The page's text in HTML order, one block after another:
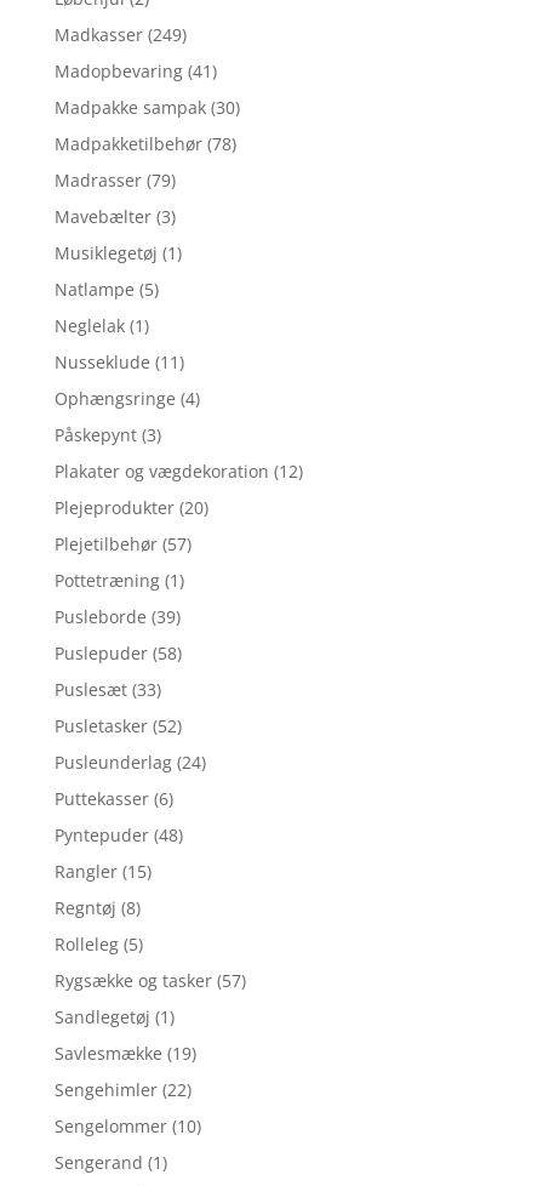
Madkasser (249)
Madopbevaring (41)
Madpakke sampak (30)
Madpakketilbehør (78)
Madrasser (79)
Mavebælter (3)
Musiklegetøj (1)
Natlampe (5)
Neglelak (1)
Nusseklude (11)
Ophængsringe (4)
Påskepynt (3)
Plakater og vægdekoration (12)
Plejeprodukter (20)
Plejetilbehør (57)
Pottetræning (1)
Pusleborde (39)
Puslepuder (58)
Puslesæt (33)
Pusletasker (52)
Pusleunderlag (24)
Puttekasser (6)
Pyntepuder (48)
Rangler (15)
Regntøj (8)
Rolleleg (5)
Rygsække og tasker (57)
Sandlegetøj (1)
Savlesmække (19)
Sengehimler (22)
Sengelommer (10)
Sengerand (1)